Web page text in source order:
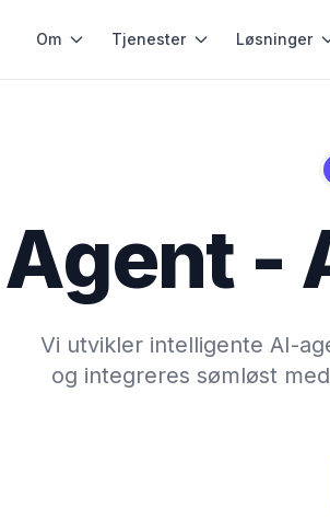
Om Tjenester Løsninger
-
Vi utvikler intelligente AI-
og integreres sømløst